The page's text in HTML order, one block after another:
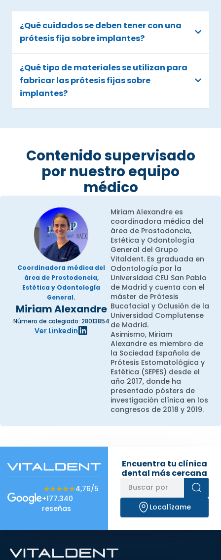
¿Qué cuidados se deben tener con una
prótesis fija sobre implantes?
¿Qué tipo de materiales se utilizan para
fabricar las prótesis fijas sobre
implantes?
Contenido supervisado
por nuestro equipo
médico
Coordinadora médica del
área de Prostodoncia,
Estética y Odontología
General.
Miriam Alexandre
Número de colegiado: 28013854
Ver Linkedin
Miriam Alexandre es
coordinadora médica del
área de Prostodoncia,
Estética y Odontología
General del Grupo
Vitaldent. Es graduada en
Odontología por la
Universidad CEU San Pablo
de Madrid y cuenta con el
máster de Prótesis
Bucofacial y Oclusión de la
Universidad Complutense
de Madrid.
Asimismo, Miriam
Alexandre es miembro de
la Sociedad Española de
Prótesis Estomatológica y
Estética (SEPES) desde el
año 2017, donde ha
presentado pósters de
investigación clínica en los
congresos de 2018 y 2019.
★★★★★
★★★★★4,76/5
+177.340
reseñas
Encuentra tu clínica
dental más cercana
Localízame